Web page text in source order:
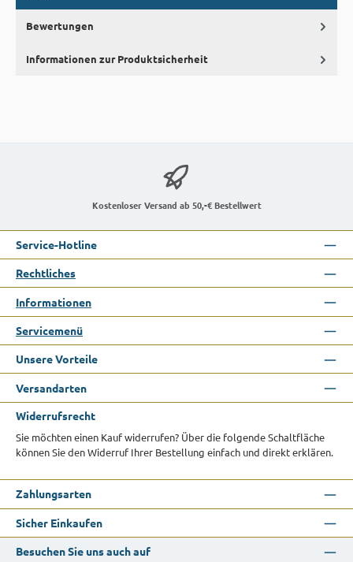
Bewertungen
Informationen zur Produktsicherheit
Kostenloser Versand ab 50,-€ Bestellwert
Service-Hotline
Rechtliches
Informationen
Servicemenü
Unsere Vorteile
Versandarten
Widerrufsrecht
Sie möchten einen Kauf widerrufen? Über die folgende Schaltfläche
können Sie den Widerruf Ihrer Bestellung einfach und direkt erklären.
Zahlungsarten
Sicher Einkaufen
Besuchen Sie uns auch auf